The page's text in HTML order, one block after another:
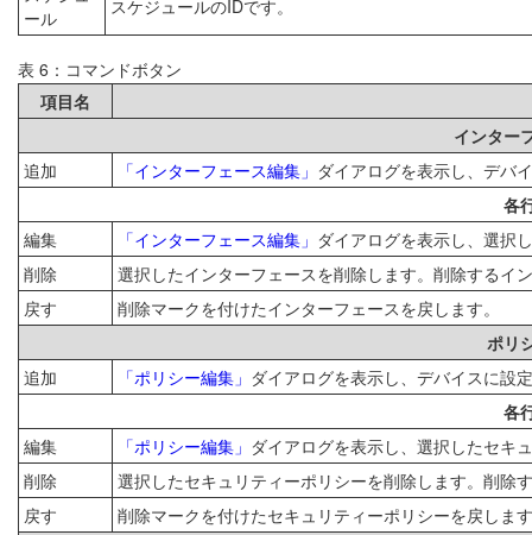
ール
スケジュールのIDです。
表 6：コマンドボタン
項目名
インター
追加
「インターフェース編集」 ダイアログを表示し、デバ
各
編集
「インターフェース編集」 ダイアログを表示し、選択
削除
選択したインターフェースを削除します。削除するイ
戻す
削除マークを付けたインターフェースを戻します。
ポリ
追加
「ポリシー編集」 ダイアログを表示し、デバイスに設
各
編集
「ポリシー編集」 ダイアログを表示し、選択したセキ
削除
選択したセキュリティーポリシーを削除します。削除
戻す
削除マークを付けたセキュリティーポリシーを戻しま